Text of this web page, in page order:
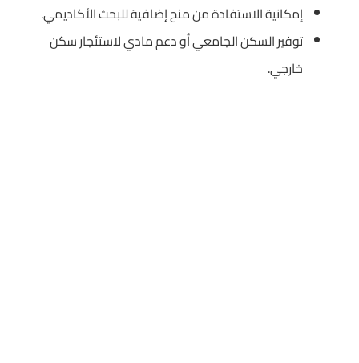
إمكانية الاستفادة من منح إضافية للبحث الأكاديمي.
توفير السكن الجامعي أو دعم مادي لاستئجار سكن
خارجي.